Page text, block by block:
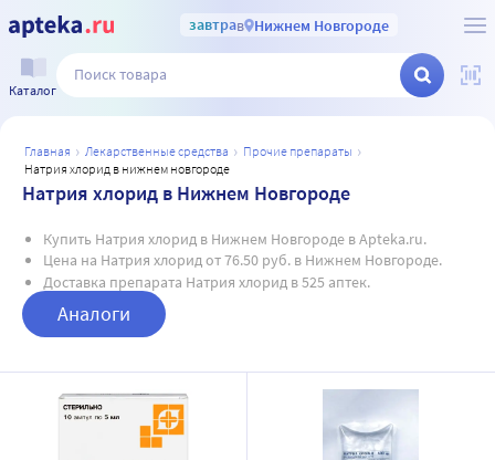
завтрав Нижнем Новгороде
Каталог
главная лекарственные средства
прочие препараты
натрия хлорид в нижнем новгороде
Натрия хлорид в Нижнем Новгороде
Купить Натрия хлорид в Нижнем Новгороде в Apteka.ru.
Цена на Натрия хлорид от 76.50 руб. в Нижнем Новгороде.
Доставка препарата Натрия хлорид в 525 аптек.
Аналоги